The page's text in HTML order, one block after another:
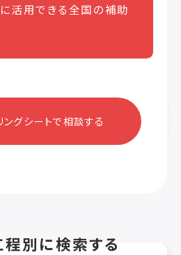
活用できる全国の補助
ングシートで相談する
別に検索する